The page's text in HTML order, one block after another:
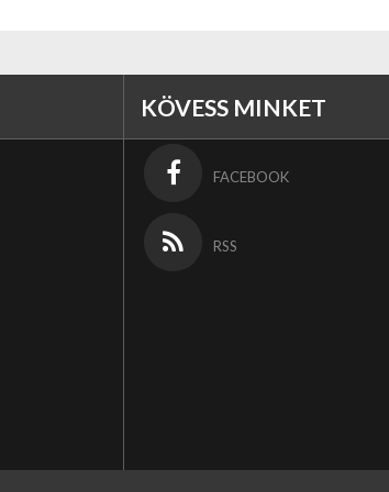
KÖVESS MINKET
FACEBOOK
RSS